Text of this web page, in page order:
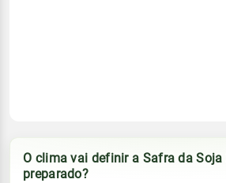
O clima vai definir a Safra da
preparado?